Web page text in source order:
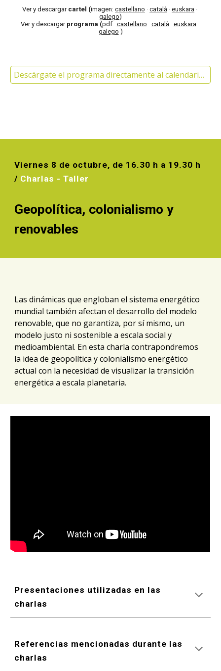
Ver y descargar cartel (imagen: castellano · català · euskara
galego)
Ver y descargar programa (pdf: castellano · català · euskara ·
galego )
Descárgate el programa directamente al calendario de tu móvil > >
Viernes 8 de octubre, de 1 6.30 h a 19.30 h
/ Charlas - Taller
Geopolítica, colonialismo y
renovables
Las dinámicas que engloban el sistema energético
mundial también afectan el desarrollo del modelo
renovable, que no garantiza, por sí mismo, un
modelo justo ni sostenible a escala social y
medioambiental. En esta charla contrapondremos
la idea de geopolítica y colonialismo energético
actual con la necesidad de visualizar la transición
energética a escala planetaria.
Presentaciones utilizadas en las
charlas
Referencias mencionadas durante las
charlas